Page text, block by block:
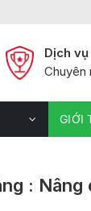
Dịch vụ
Chuyên
GIỚI
: